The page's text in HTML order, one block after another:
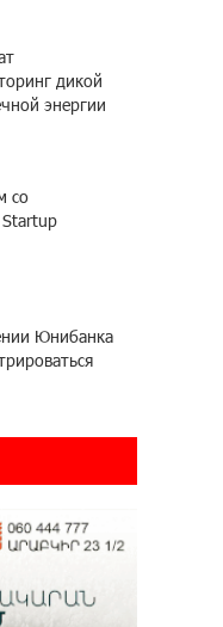
дикой
энергии
со
Startup
Юнибанка